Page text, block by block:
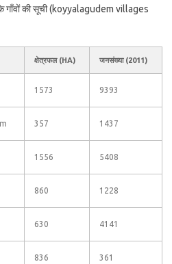
गाँवों की सूची (koyyalagudem villages
क्षेत्रफल (HA) जनसंख्या (2011)
1573 9393
357 1437
1556 5408
860 1228
630 4141
836 361